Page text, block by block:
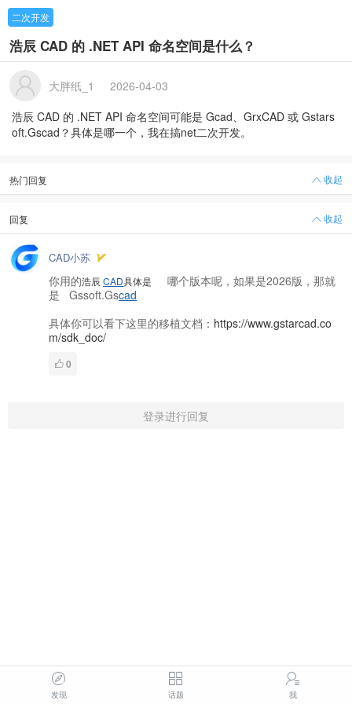
二次开发
浩辰 CAD 的 .NET API 命名空间是什么？
大胖纸_1
2026-04-03
浩辰 CAD 的 .NET API 命名空间可能是 Gcad、GrxCAD 或 Gstars
oft.Gscad？具体是哪一个，我在搞net二次开发。
热门回复 收起
回复 收起
CAD小苏
你用的浩辰 CAD具体是
哪个版本呢，如果是2026版，那就
是 Gssoft.Gscad
具体你可以看下这里的移植文档： https://www.gstarcad.co
m/sdk_doc/
0
登录进行回复
发现 话题 我